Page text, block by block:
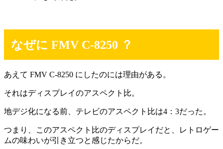
なぜに FMV C-8250 ？
あえて FMV C-8250 にしたのには理由がある。
それはディスプレイのアスペクト比。
地デジ化になる前、テレビのアスペクト比は4：3だった。
つまり、このアスペクト比のディスプレイだと、レトロゲー
ムの味わいが引き立つと感じたからだ。